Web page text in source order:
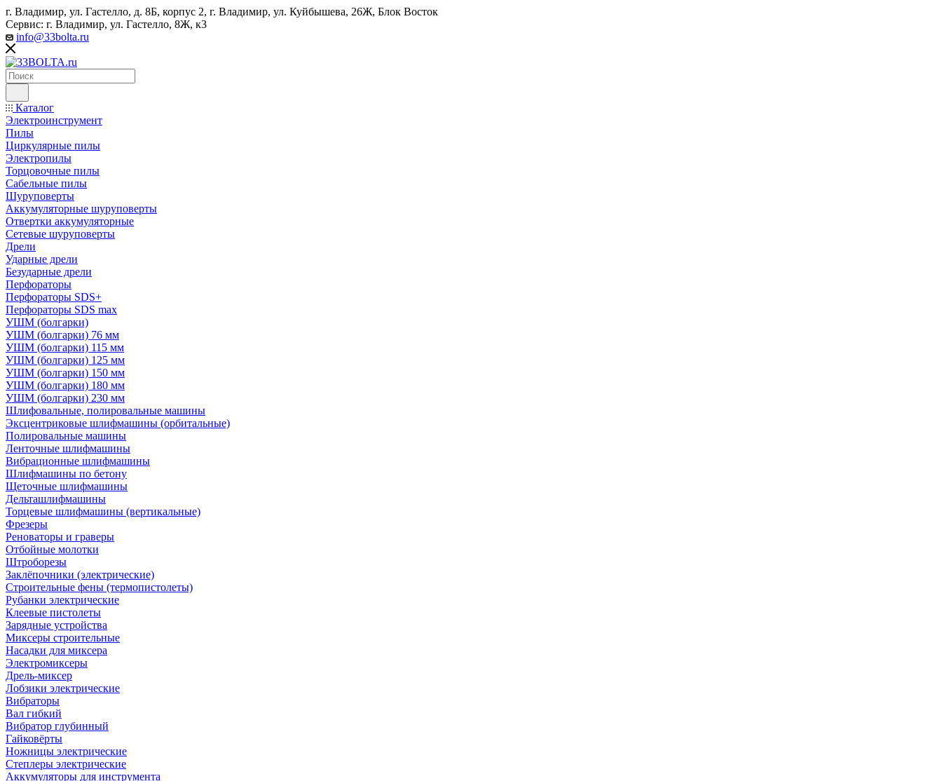
г. Владимир, ул. Гастелло, д. 8Б, корпус 2, г. Владимир, ул. ​Куйбышева, 26Ж, Блок Восток
Сервис: г. Владимир, ул. Гастелло, 8Ж, к3
info@33bolta.ru
Каталог
Электроинструмент
Пилы
Циркулярные пилы
Электропилы
Торцовочные пилы
Сабельные пилы
Шуруповерты
Аккумуляторные шуруповерты
Отвертки аккумуляторные
Сетевые шуруповерты
Дрели
Ударные дрели
Безударные дрели
Перфораторы
Перфораторы SDS+
Перфораторы SDS max
УШМ (болгарки)
УШМ (болгарки) 76 мм
УШМ (болгарки) 115 мм
УШМ (болгарки) 125 мм
УШМ (болгарки) 150 мм
УШМ (болгарки) 180 мм
УШМ (болгарки) 230 мм
Шлифовальные, полировальные машины
Эксцентриковые шлифмашины (орбитальные)
Полировальные машины
Ленточные шлифмашины
Вибрационные шлифмашины
Шлифмашины по бетону
Щеточные шлифмашины
Дельташлифмашины
Торцевые шлифмашины (вертикальные)
Фрезеры
Реноваторы и граверы
Отбойные молотки
Штроборезы
Заклёпочники (электрические)
Строительные фены (термопистолеты)
Рубанки электрические
Клеевые пистолеты
Зарядные устройства
Миксеры строительные
Насадки для миксера
Электромиксеры
Дрель-миксер
Лобзики электрические
Вибраторы
Вал гибкий
Вибратор глубинный
Гайковёрты
Ножницы электрические
Степлеры электрические
Аккумуляторы для инструмента